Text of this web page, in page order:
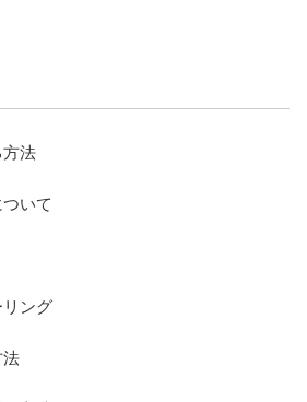
方法
いて
ング
法